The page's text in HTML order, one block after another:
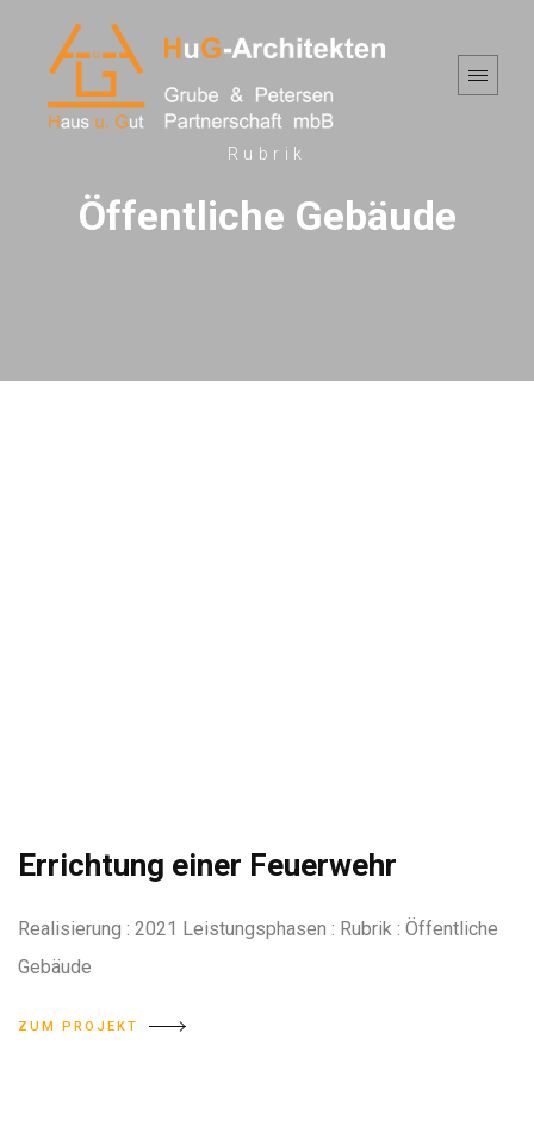
Rubrik
Öffentliche Gebäude
Errichtung einer Feuerwehr
Realisierung : 2021 Leistungsphasen : Rubrik : Öffentliche
Gebäude
ZUM PROJEKT